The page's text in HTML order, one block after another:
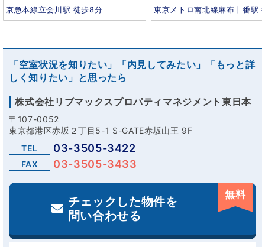
京急本線立会川駅 徒歩8分
東京メトロ南北線麻布十番駅
「空室状況を知りたい」「内見してみたい」「もっと詳
しく知りたい」と思ったら
株式会社リブマックスプロパティマネジメント東日本
〒107-0052
東京都港区赤坂２丁目5-1 S-GATE赤坂山王 9F
TEL
03-3505-3422
FAX 03-3505-3433
チェックした物件を
問い合わせる
無料